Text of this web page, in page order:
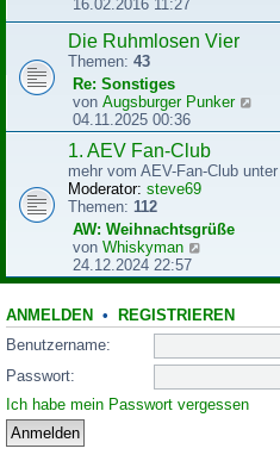
e
t
g
u
e
e
r
B
e
i
t
r
g
16.02.2016 11:27
Die Ruhmlosen Vier
Themen: 43
Re: Sonstiges
von Augsburger Punker
u
s
i
a
04.11.2025 00:36
1. AEV Fan-Club
mehr vom AEV-Fan-Club
Moderator: steve69
Themen: 112
AW: Weihnachtsgrüße
von Whiskyman
u
s
t
e
r
B
e
24.12.2024 22:57
ANMELDEN • REGISTRIEREN
Benutzername:
Passwort:
Ich habe mein Passwort vergessen